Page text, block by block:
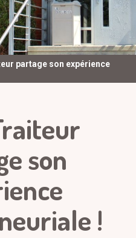
partage son expérience
son
!